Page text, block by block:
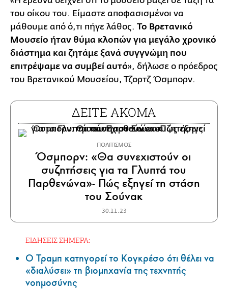
του οίκου του. Είμαστε αποφασισμένοι να
μάθουμε από ό,τι πήγε λάθος. Το Βρετανικό
Μουσείο ήταν θύμα κλοπών για μεγάλο χρονικό
διάστημα και ζητάμε ξανά συγγνώμη που
επιτρέψαμε να συμβεί αυτό», δήλωσε ο πρόεδρος
του Βρετανικού Μουσείου, Τζορτζ Όσμπορν.
ΔΕΙΤΕ ΑΚΟΜΑ
ΠΟΛΙΤΙΣΜΟΣ
Όσμπορν: «Θα συνεχιστούν οι
συζητήσεις για τα Γλυπτά του
Παρθενώνα»- Πώς εξηγεί τη στάση
του Σούνακ
30.11.23
ΕΙΔΗΣΕΙΣ ΣΗΜΕΡΑ:
Ο Τραμπ κατηγορεί το Κογκρέσο ότι θέλει να
«διαλύσει» τη βιομηχανία της τεχνητής
νοημοσύνης